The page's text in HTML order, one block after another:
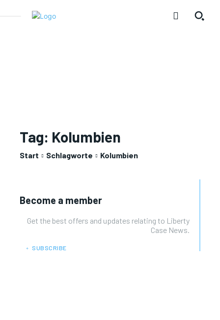
Tag: Kolumbien
Start Schlagworte Kolumbien
Become a member
Get the best offers and updates relating to Liberty
Case News.
﹢ SUBSCRIBE